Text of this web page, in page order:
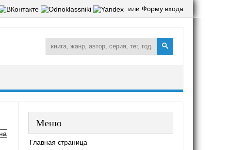
или Форму входа
Меню
Главная страница